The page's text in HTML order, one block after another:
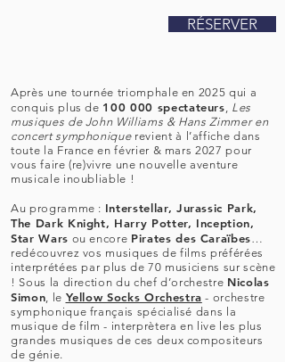
RÉSERVER
Après une tournée triomphale en 2025 qui a
conquis plus de 100 000 spectateurs, Les
musiques de John Williams & Hans Zimmer en
concert symphoniquerevient à l’affiche dans
toute la France en février & mars 2027 pour
vous faire (re)vivre une nouvelle aventure
musicale inoubliable !
Au programme : Interstellar, Jurassic Park,
The Dark Knight, Harry Potter, Inception,
Star Wars ou encore Pirates des Caraïbes…
redécouvrez vos musiques de films préférées
interprétées par plus de 70 musiciens sur scène
! Sous la direction du chef d’orchestre Nicolas
Simon, le Yellow Socks Orchestra - orchestre
symphonique français spécialisé dans la
musique de film - interprètera en live les plus
grandes musiques de ces deux compositeurs
de génie.